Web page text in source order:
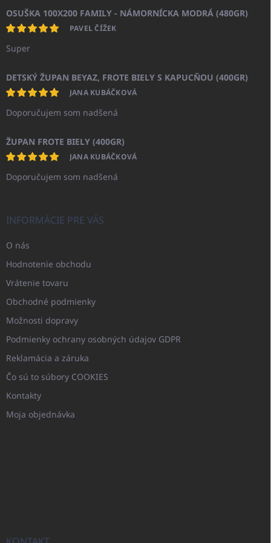
OSUŠKA 100X200 FAMILY - NÁMORNÍCKA MODRÁ (480GR)
PAVEL ČÍŽEK
Super
DETSKÝ ŽUPAN BEYAZ, FROTE BIELY S KAPUCŇOU (400GR)
JANA KUBÁČKOVÁ
Doporučujem som nadšená
ŽUPAN FROTE BIELY (400GR)
JANA KUBÁČKOVÁ
Doporučujem som nadšená
INFORMÁCIE PRE VÁS
O nás
Hodnotenie obchodu
Vrátenie tovaru
Obchodné podmienky
Možnosti dopravy
Podmienky ochrany osobných údajov GDPR
Reklamácia a záruka
Čo sú to súbory COOKIES
Kontakty
Moja objednávka